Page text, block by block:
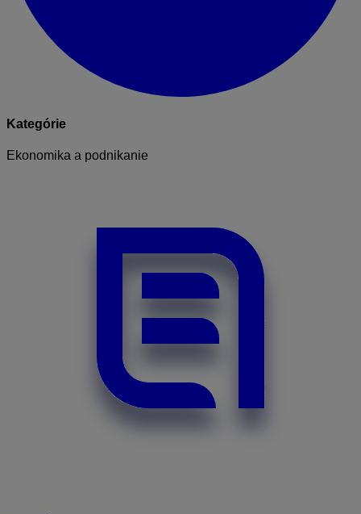
Kategórie
Ekonomika a podnikanie